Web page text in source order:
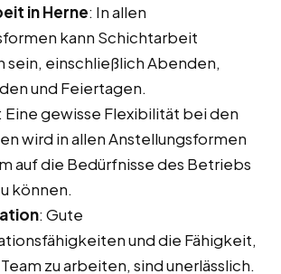
in Herne: In allen
kann Schichtarbeit
sein, einschließlich Abenden,
und Feiertagen.
: Eine gewisse Flexibilität bei den
wird in allen Anstellungsformen
auf die Bedürfnisse des Betriebs
können.
: Gute
und die Fähigkeit,
zu arbeiten, sind unerlässlich.